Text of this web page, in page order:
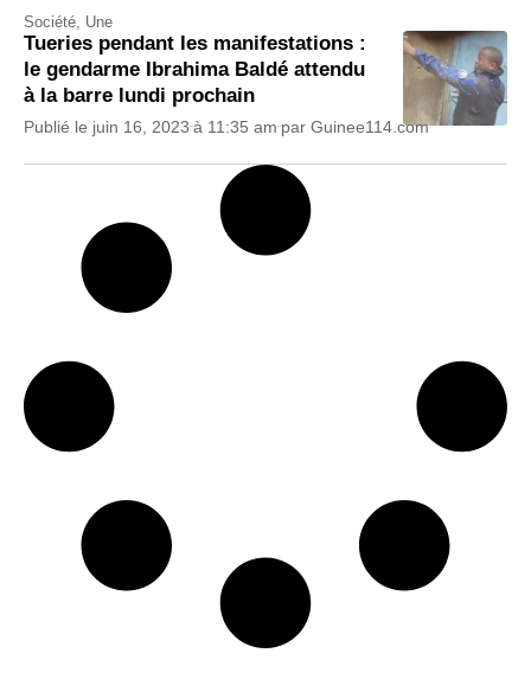
Société Une
Tueries pendant les manifestations :
le gendarme Ibrahima Baldé attendu
à la barre lundi prochain
Publié le juin 16, 2023 à 11:35 am par Guinee114.com